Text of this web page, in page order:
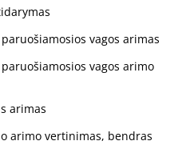
vagos arimas
vagos arimo
arimas
arimo vertinimas, bendras